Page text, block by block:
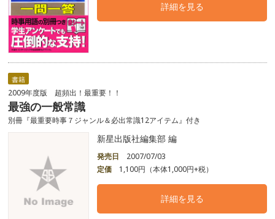
詳細を見る
書籍
2009年度版 超頻出！最重要！！
最強の一般常識
別冊『最重要時事７ジャンル＆必出常識12アイテム』付き
新星出版社編集部 編
発売日
2007/07/03
定価
1,100円（本体1,000円+税）
詳細を見る